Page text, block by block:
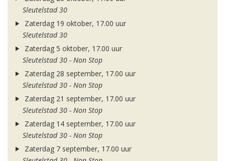
Sleutelstad 30
Zaterdag 19 oktober, 17.00 uur
Sleutelstad 30
Zaterdag 5 oktober, 17.00 uur
Sleutelstad 30 - Non Stop
Zaterdag 28 september, 17.00 uur
Sleutelstad 30 - Non Stop
Zaterdag 21 september, 17.00 uur
Sleutelstad 30 - Non Stop
Zaterdag 14 september, 17.00 uur
Sleutelstad 30 - Non Stop
Zaterdag 7 september, 17.00 uur